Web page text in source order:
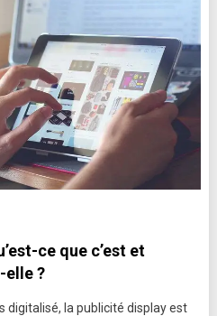
ce que c’est et
?
digitalisé, la publicité display est